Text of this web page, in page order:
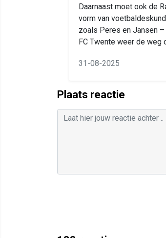
Daarnaast moet ook de
vorm van
zoals Peres en Jansen –
FC Twente weer de weg
31-08-2025
Plaats reactie